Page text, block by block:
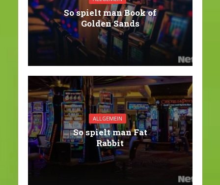
So spielt man Book of
Golden Sands
ALLGEMEIN
So spielt man Fat
Rabbit